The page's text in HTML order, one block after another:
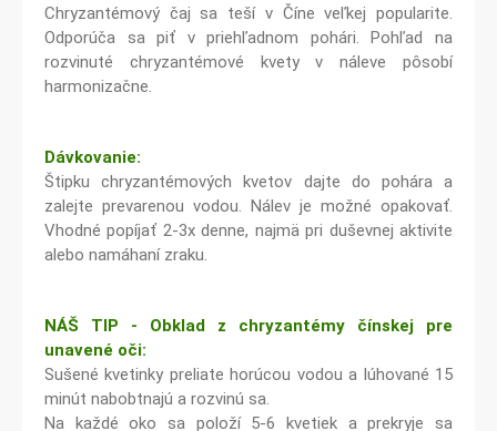
Chryzantémový čaj sa teší v Číne veľkej popularite.
Odporúča sa piť v priehľadnom pohári. Pohľad na
rozvinuté chryzantémové kvety v náleve pôsobí
harmonizačne.
Dávkovanie:
Štipku chryzantémových kvetov dajte do pohára a
zalejte prevarenou vodou. Nálev je možné opakovať.
Vhodné popíjať 2-3x denne, najmä pri duševnej aktivite
alebo namáhaní zraku.
NÁŠ TIP - Obklad z chryzantémy čínskej pre
unavené oči:
Sušené kvetinky preliate horúcou vodou a lúhované 15
minút nabobtnajú a rozvinú sa.
Na každé oko sa položí 5-6 kvetiek a prekryje sa